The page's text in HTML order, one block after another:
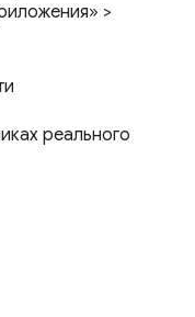
>
реального